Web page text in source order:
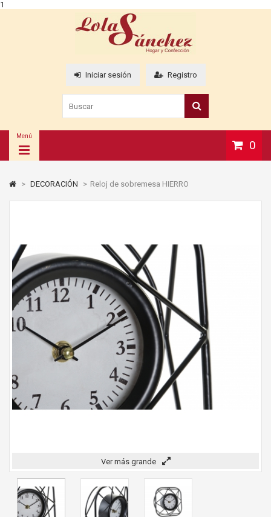
1
Iniciar sesión Registro
Menú
0
> DECORACIÓN > Reloj de sobremesa HIERRO
Ver más grande